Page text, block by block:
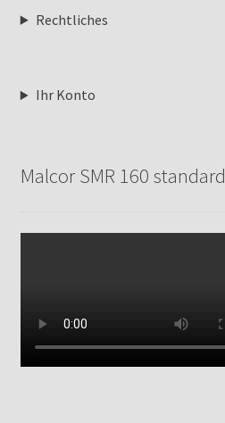
Rechtliches
Ihr Konto
Malcor SMR 160 standard